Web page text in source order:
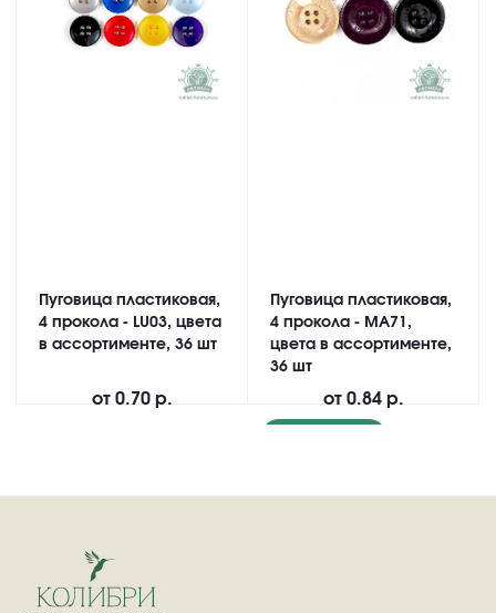
Пуговица пластиковая,
4 прокола - LU03, цвета
в ассортименте, 36 шт
от 0.70 р.
Пуговица пластиковая,
4 прокола - MA71,
цвета в ассортименте,
36 шт
от 0.84 р.